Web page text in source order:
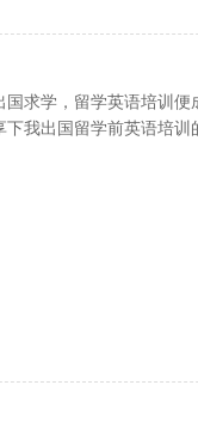
国求学，留学英语培训
我出国留学前英语培训